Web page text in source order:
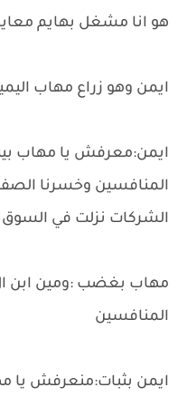
هو انا مشغل بهايم
ايمن وهو زراع مهاب
ايمن:معرفش يا مهاب
المنافسين وخسرنا
الشركات نزلت في السوق
مهاب بغضب :ومين ابن
المنافسين
ايمن بثبات:منعرفش يا